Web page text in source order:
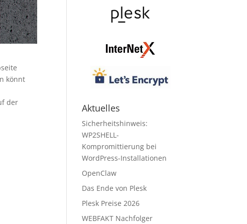
könnt
der
Aktuelles
Sicherheitshinweis:
WP2SHELL-
Kompromittierung bei
WordPress-Installationen
OpenClaw
Das Ende von Plesk
Plesk Preise 2026
WEBFAKT Nachfolger